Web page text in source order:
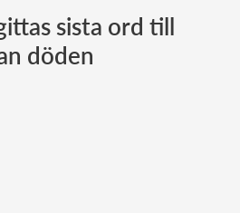
kungahuset
kungahuset
sista ord till
döden